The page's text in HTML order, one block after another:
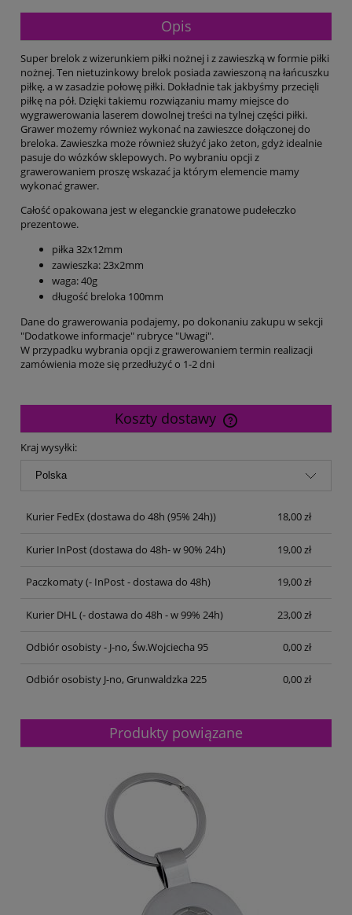
Opis
Super brelok z wizerunkiem piłki nożnej i z zawieszką w formie piłki
nożnej. Ten nietuzinkowy brelok posiada zawieszoną na łańcuszku
piłkę, a w zasadzie połowę piłki. Dokładnie tak jakbyśmy przecięli
piłkę na pół. Dzięki takiemu rozwiązaniu mamy miejsce do
wygrawerowania laserem dowolnej treści na tylnej części piłki.
Grawer możemy również wykonać na zawieszce dołączonej do
breloka. Zawieszka może również służyć jako żeton, gdyż idealnie
pasuje do wózków sklepowych. Po wybraniu opcji z
grawerowaniem proszę wskazać ja którym elemencie mamy
wykonać grawer.
Całość opakowana jest w eleganckie granatowe pudełeczko
prezentowe.
piłka 32x12mm
zawieszka: 23x2mm
waga: 40g
długość breloka 100mm
Dane do grawerowania podajemy, po dokonaniu zakupu w sekcji
"Dodatkowe informacje" rubryce "Uwagi".
W przypadku wybrania opcji z grawerowaniem termin realizacji
zamówienia może się przedłużyć o 1-2 dni
Koszty dostawy
Cena nie zawiera ewentualnych kosztów płatności
Kraj wysyłki:
Kurier FedEx(dostawa do 48h (95% 24h)) 18,00 zł
Kurier InPost(dostawa do 48h- w 90% 24h) 19,00 zł
Paczkomaty(- InPost - dostawa do 48h) 19,00 zł
Kurier DHL (- dostawa do 48h - w 99% 24h) 23,00 zł
Odbiór osobisty - J-no, Św.Wojciecha 95 0,00 zł
Odbiór osobisty J-no, Grunwaldzka 225 0,00 zł
Produkty powiązane